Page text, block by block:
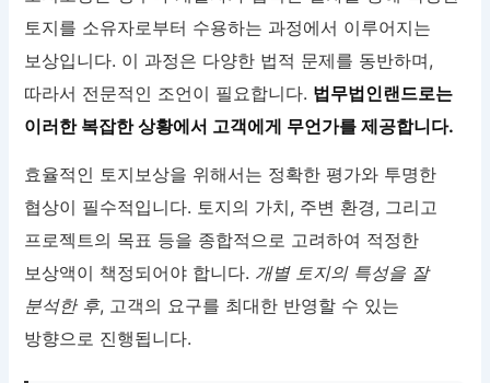
토지를 소유자로부터 수용하는 과정에서 이루어지는
보상입니다. 이 과정은 다양한 법적 문제를 동반하며,
따라서 전문적인 조언이 필요합니다. 법무법인랜드로는
이러한 복잡한 상황에서 고객에게 무언가를 제공합니다.
효율적인 토지보상을 위해서는 정확한 평가와 투명한
협상이 필수적입니다. 토지의 가치, 주변 환경, 그리고
프로젝트의 목표 등을 종합적으로 고려하여 적정한
보상액이 책정되어야 합니다. 개별 토지의 특성을 잘
분석한 후, 고객의 요구를 최대한 반영할 수 있는
방향으로 진행됩니다.